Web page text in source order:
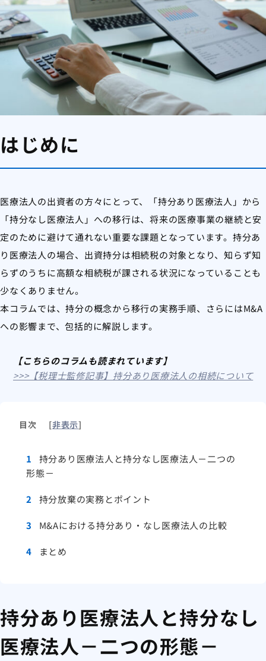
はじめに
医療法人の出資者の方々にとって、「持分あり医療法人」から
「持分なし医療法人」への移行は、将来の医療事業の継続と安
定のために避けて通れない重要な課題となっています。持分あ
り医療法人の場合、出資持分は相続税の対象となり、知らず知
らずのうちに高額な相続税が課される状況になっていることも
少なくありません。
本コラムでは、持分の概念から移行の実務手順、さらにはM&A
への影響まで、包括的に解説します。
【こちらのコラムも読まれています】
>>>【税理士監修記事】持分あり医療法人の相続について
目次 [非表示]
1
持分あり医療法人と持分なし医療法人－二つの
形態－
2 持分放棄の実務とポイント
3 M&Aにおける持分あり・なし医療法人の比較
4 まとめ
持分あり医療法人と持分なし
医療法人－二つの形態－